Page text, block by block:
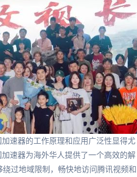
速器的工作原理和应用广泛性显得尤
速器为海外华人提供了一个高效的解
过地域限制，畅快地访问腾讯视频和